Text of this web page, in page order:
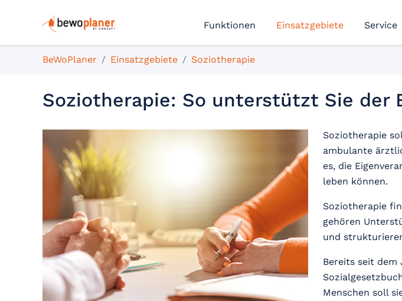
Funktionen Einsatzgebiete Service
BeWoPlaner Einsatzgebiete Soziotherapie
Soziotherapie: So unterstützt Sie der
Soziotherapie
ambulante
es, die
leben können.
Soziotherapie
gehören
und
Bereits seit dem
Menschen soll